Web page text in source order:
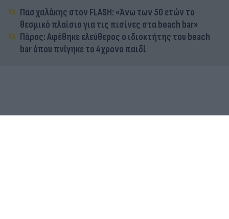
Πασχαλάκης στον FLASH: «Άνω των 50 ετών το
θεσμικό πλαίσιο για τις πισίνες στα beach bar»
Πάρος: Αφέθηκε ελεύθερος ο ιδιοκτήτης του beach
bar όπου πνίγηκε το 4χρονο παιδί